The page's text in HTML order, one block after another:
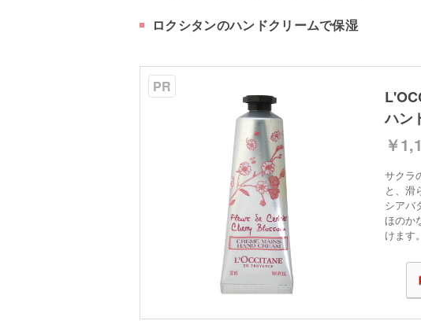
ロクシタンのハンドクリームで保湿
PR
ハン
￥
サクラ
と、滑
シアバ
ほのか
けます